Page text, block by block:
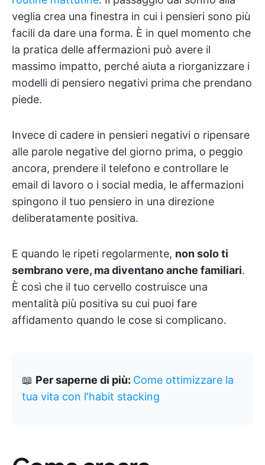
veglia crea una finestra in cui i pensieri sono più
facili da dare una forma. È in quel momento che
la pratica delle affermazioni può avere il
massimo impatto, perché aiuta a riorganizzare i
modelli di pensiero negativi prima che prendano
piede.
Invece di cadere in pensieri negativi o ripensare
alle parole negative del giorno prima, o peggio
ancora, prendere il telefono e controllare le
email di lavoro o i social media, le affermazioni
spingono il tuo pensiero in una direzione
deliberatamente positiva.
E quando le ripeti regolarmente, non solo ti
sembrano vere, ma diventano anche familiari.
È così che il tuo cervello costruisce una
mentalità più positiva su cui puoi fare
affidamento quando le cose si complicano.
📖 Per saperne di più: Come ottimizzare la
tua vita con l'habit stacking